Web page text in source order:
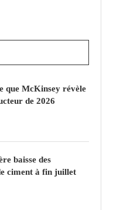
que McKinsey révèle
de 2026
baisse des
ciment à fin juillet